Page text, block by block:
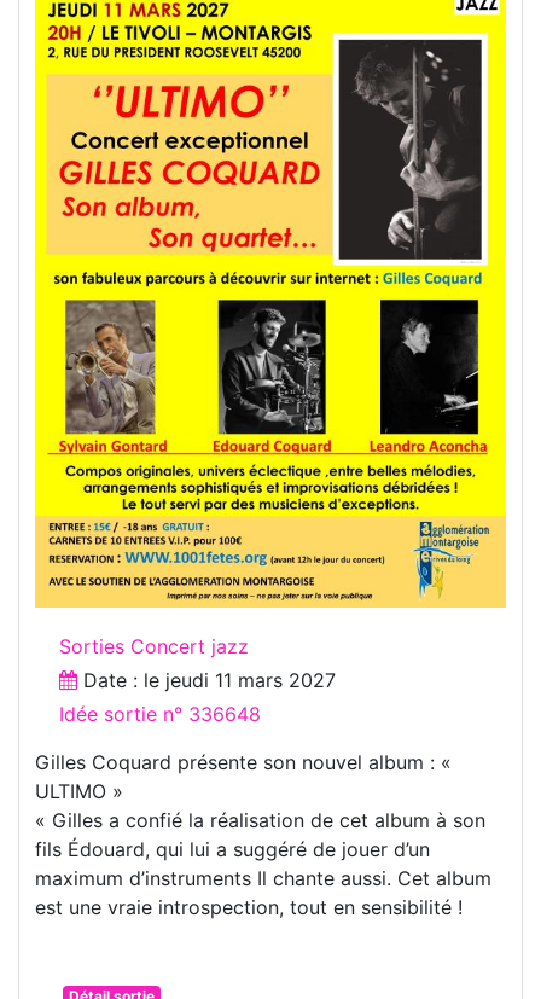
Sorties Concert jazz
Date : le jeudi 11 mars 2027
Idée sortie n° 336648
Gilles Coquard présente son nouvel album : «
ULTIMO »
« Gilles a confié la réalisation de cet album à son
fils Édouard, qui lui a suggéré de jouer d’un
maximum d’instruments Il chante aussi. Cet album
est une vraie introspection, tout en sensibilité !